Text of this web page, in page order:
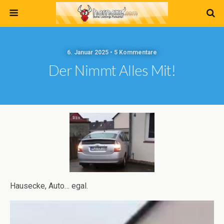
6. Januar 2025 • 5 Kommentare
Der Nimmt Alles Mit!
Hausecke, Auto… egal.